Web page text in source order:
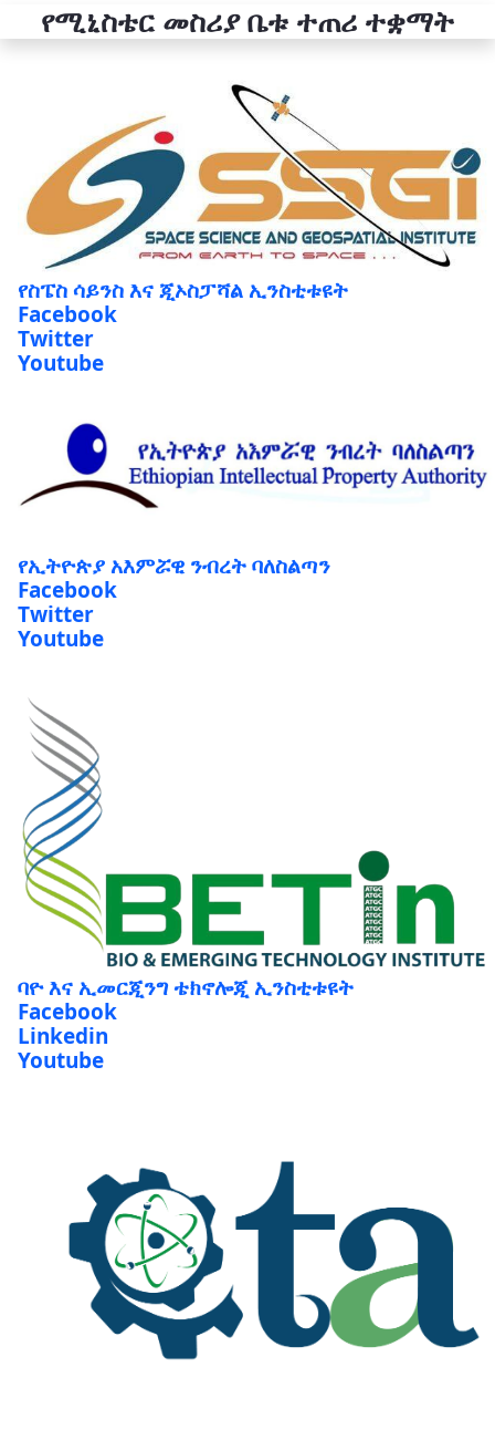
የሚኒስቴር መስሪያ ቤቱ ተጠሪ ተቋማት
የስፔስ ሳይንስ እና ጂኦስፓሻል ኢንስቲቱዩት
Facebook
Twitter
Youtube
የኢትዮጵያ አእምሯዊ ንብረት ባለስልጣን
Facebook
Twitter
Youtube
ባዮ እና ኢመርጂንግ ቴክኖሎጂ ኢንስቲቱዩት
Facebook
Linkedin
Youtube